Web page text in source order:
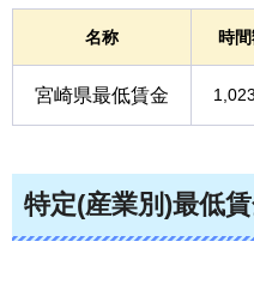
名称 時
宮崎県最低賃金
特定(産業別)最低